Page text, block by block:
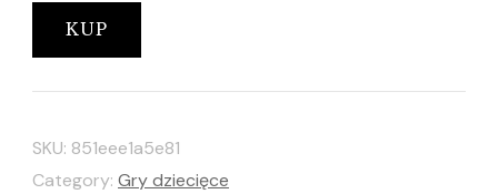
KUP
SKU: 851eee1a5e81
Category: Gry dziecięce